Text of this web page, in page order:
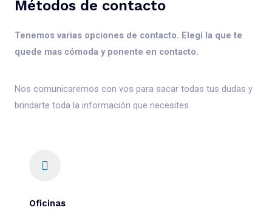
Métodos de contacto
Tenemos varias opciones de contacto. Elegí la que te
quede mas cómoda y ponente en contacto.
Nos comunicaremos con vos para sacar todas tus dudas y
brindarte toda la información que necesites.
Oficinas